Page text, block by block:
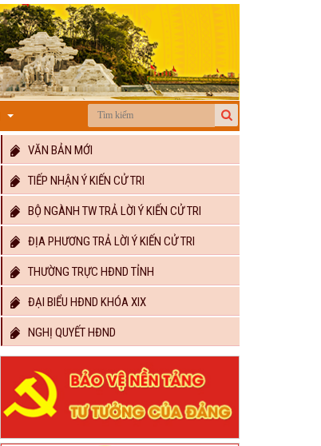
...
VĂN BẢN MỚI
TIẾP NHẬN Ý KIẾN CỬ TRI
BỘ NGÀNH TW TRẢ LỜI Ý KIẾN CỬ TRI
ĐỊA PHƯƠNG TRẢ LỜI Ý KIẾN CỬ TRI
THƯỜNG TRỰC HĐND TỈNH
ĐẠI BIỂU HĐND KHÓA XIX
NGHỊ QUYẾT HĐND